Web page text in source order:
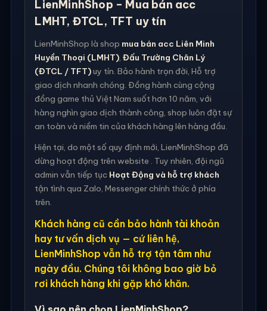
LienMinhShop – Mua bán acc
LMHT, ĐTCL, TFT uy tín
LienMinhShop là shop mua bán acc Liên Minh
Huyền Thoại (LMHT),Đấu Trường Chân Lý
(ĐTCL / TFT)uy tín. Bảo hành trọn đời, Hỗ trợ
giao dịch nhanh chóng. Đồng hành cùng cộng
đồng game thủ Việt Nam suốt hơn 10 năm, với
hàng nghìn giao dịch thành công, shop luôn đặt sự
an toàn và niềm tin của khách hàng lên hàng đầu.
Hiện tại, do một số quy định mới, LienMinhShop đã
dừng hoạt động trên website . Tuy nhiên, đội ngũ
admin vẫn tiếp tục Hoạt Động và hỗ trợ khách
tận tình qua Zalo, Messenger chính thức ở phía
trên.
Khách hàng cũ cần bảo hành tài khoản
hay tư vấn dịch vụ — cứ liên hệ,
LienMinhShop vẫn hỗ trợ tận tâm như
ngày đầu. Chúng tôi không bao giờ bỏ
rơi khách hàng khi gặp khó khăn.